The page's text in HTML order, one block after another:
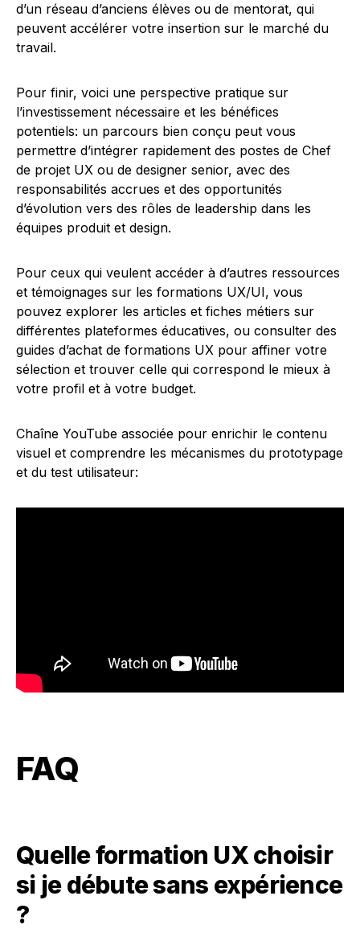
d’un réseau d’anciens élèves ou de mentorat, qui
peuvent accélérer votre insertion sur le marché du
travail.
Pour finir, voici une perspective pratique sur
l’investissement nécessaire et les bénéfices
potentiels: un parcours bien conçu peut vous
permettre d’intégrer rapidement des postes de Chef
de projet UX ou de designer senior, avec des
responsabilités accrues et des opportunités
d’évolution vers des rôles de leadership dans les
équipes produit et design.
Pour ceux qui veulent accéder à d’autres ressources
et témoignages sur les formations UX/UI, vous
pouvez explorer les articles et fiches métiers sur
différentes plateformes éducatives, ou consulter des
guides d’achat de formations UX pour affiner votre
sélection et trouver celle qui correspond le mieux à
votre profil et à votre budget.
Chaîne YouTube associée pour enrichir le contenu
visuel et comprendre les mécanismes du prototypage
et du test utilisateur:
FAQ
Quelle formation UX choisir
si je débute sans expérience
?